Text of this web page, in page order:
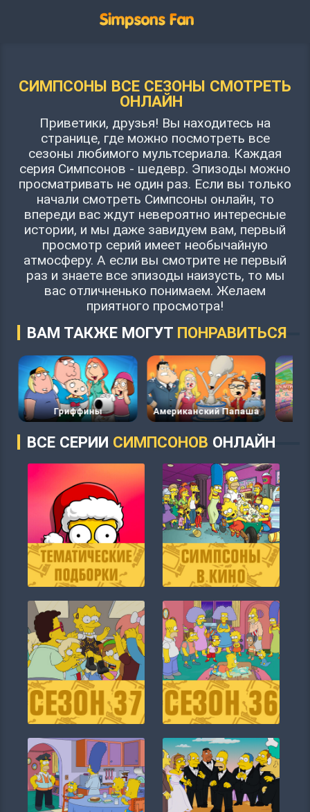
СИМПСОНЫ ВСЕ СЕЗОНЫ СМОТРЕТЬ
ОНЛАЙН
Приветики, друзья! Вы находитесь на
странице, где можно посмотреть все
сезоны любимого мультсериала. Каждая
серия Симпсонов - шедевр. Эпизоды можно
просматривать не один раз. Если вы только
начали смотреть Симпсоны онлайн, то
впереди вас ждут невероятно интересные
истории, и мы даже завидуем вам, первый
просмотр серий имеет необычайную
атмосферу. А если вы смотрите не первый
раз и знаете все эпизоды наизусть, то мы
вас отличненько понимаем. Желаем
приятного просмотра!
ВАМ ТАКЖЕ МОГУТ ПОНРАВИТЬСЯ
Гриффины Американский Папаша
ВСЕ СЕРИИ СИМПСОНОВ ОНЛАЙН